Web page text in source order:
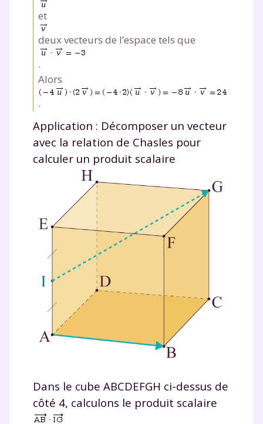
et
deux vecteurs de l’espace tels que
.
Alors
.
Application : Décomposer un vecteur
avec la relation de Chasles pour
calculer un produit scalaire
Dans le cube ABCDEFGH ci-dessus de
côté 4, calculons le produit scalaire